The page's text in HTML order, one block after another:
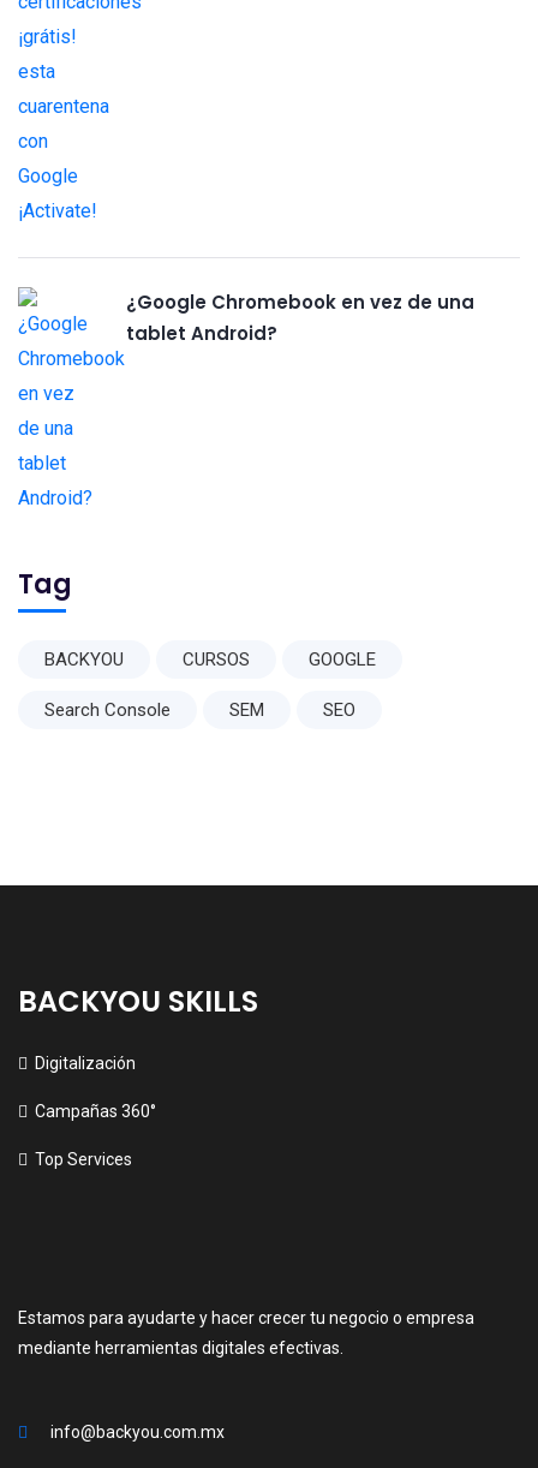
¿Google Chromebook en vez de una
tablet Android?
Tag
BACKYOU CURSOS GOOGLE
Search Console SEM SEO
BACKYOU SKILLS
Digitalización
Campañas 360°
Top Services
Estamos para ayudarte y hacer crecer tu negocio o empresa
mediante herramientas digitales efectivas.
info@backyou.com.mx